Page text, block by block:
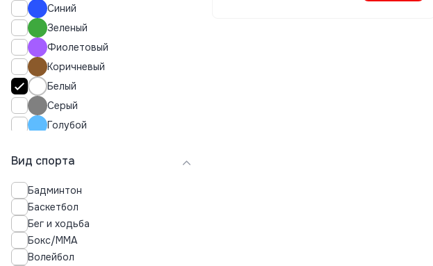
Синий
Зеленый
Фиолетовый
Коричневый
Белый
Серый
Голубой
Бежевый
Салатовый
Хаки
Индиго
Вид спорта
Бадминтон
Баскетбол
Бег и ходьба
Бокс/MMA
Волейбол